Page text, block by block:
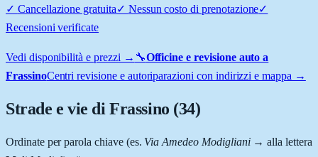
✓ Cancellazione gratuita✓ Nessun costo di prenotazione✓
Recensioni verificate
Vedi disponibilità e prezzi → 🔧Officine e revisione auto a
FrassinoCentri revisione e autoriparazioni con indirizzi e mappa →
Strade e vie diFrassino (34)
Ordinate per parola chiave (es. Via Amedeo Modigliani→ alla lettera